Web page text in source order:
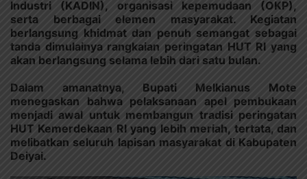
Industri (KADIN), organisasi kepemudaan (OKP),
serta berbagai elemen masyarakat. Kegiatan
berlangsung khidmat dan penuh semangat sebagai
tanda dimulainya rangkaian peringatan HUT RI yang
akan berlangsung selama lebih dari satu bulan.
Dalam amanatnya, Bupati Melkianus Mote
menegaskan bahwa pelaksanaan apel pembukaan
menjadi awal untuk membangun tradisi peringatan
HUT Kemerdekaan RI yang lebih meriah, tertata, dan
melibatkan seluruh lapisan masyarakat di Kabupaten
Deiyai.